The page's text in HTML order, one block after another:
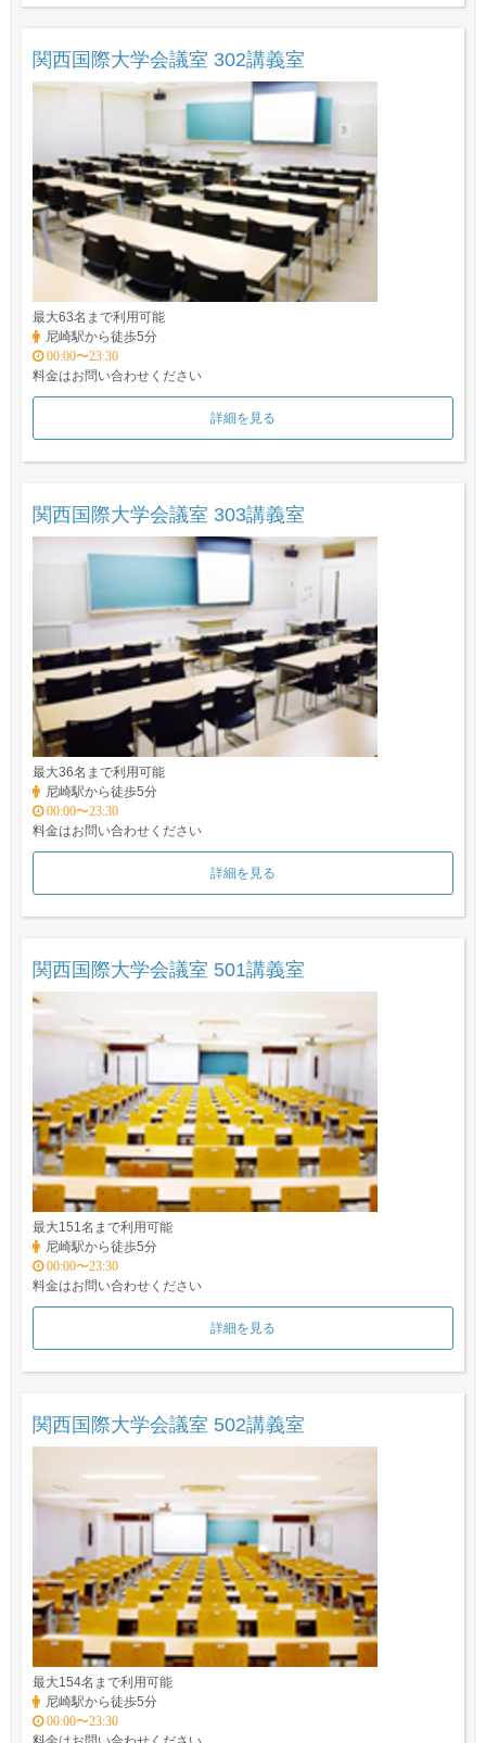
関西国際大学会議室 302講義室
最大63名まで利用可能
尼崎駅から徒歩5分
00:00〜23:30
料金はお問い合わせください
詳細を見る
関西国際大学会議室 303講義室
最大36名まで利用可能
尼崎駅から徒歩5分
00:00〜23:30
料金はお問い合わせください
詳細を見る
関西国際大学会議室 501講義室
最大151名まで利用可能
尼崎駅から徒歩5分
00:00〜23:30
料金はお問い合わせください
詳細を見る
関西国際大学会議室 502講義室
最大154名まで利用可能
尼崎駅から徒歩5分
00:00〜23:30